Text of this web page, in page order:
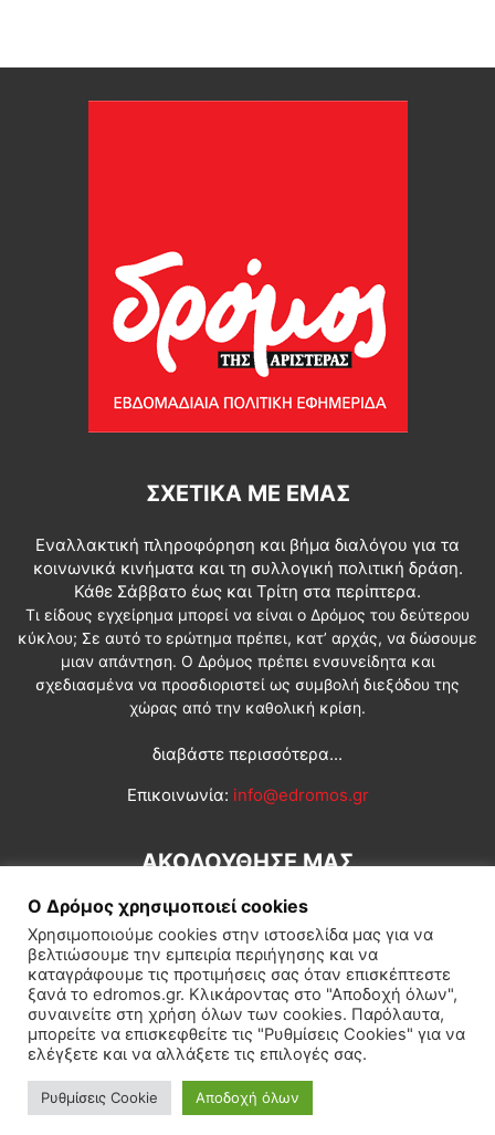
ΣΧΕΤΙΚΆ ΜΕ ΕΜΆΣ
Εναλλακτική πληροφόρηση και βήμα διαλόγου για τα
κοινωνικά κινήματα και τη συλλογική πολιτική δράση.
Κάθε Σάββατο έως και Τρίτη στα περίπτερα.
Τι είδους εγχείρημα μπορεί να είναι ο Δρόμος του δεύτερου
κύκλου; Σε αυτό το ερώτημα πρέπει, κατ’ αρχάς, να δώσουμε
μιαν απάντηση. Ο Δρόμος πρέπει ενσυνείδητα και
σχεδιασμένα να προσδιοριστεί ως συμβολή διεξόδου της
χώρας από την καθολική κρίση.
διαβάστε περισσότερα...
Επικοινωνία: info@edromos.gr
ΑΚΟΛΟΥΘΗΣΕ ΜΑΣ
Εγγραφή συνδρομητή Πολιτική Διεθνή Κοινωνία
Πολιτισμός Αφιερώματα
© Δρόμος της Αριστεράς
Ο Δρόμος χρησιμοποιεί cookies
Χρησιμοποιούμε cookies στην ιστοσελίδα μας για να
βελτιώσουμε την εμπειρία περιήγησης και να
καταγράφουμε τις προτιμήσεις σας όταν επισκέπτεστε
ξανά το edromos.gr. Κλικάροντας στο "Αποδοχή όλων",
συναινείτε στη χρήση όλων των cookies. Παρόλαυτα,
μπορείτε να επισκεφθείτε τις "Ρυθμίσεις Cookies" για να
ελέγξετε και να αλλάξετε τις επιλογές σας.
Ρυθμίσεις Cookie Αποδοχή όλων